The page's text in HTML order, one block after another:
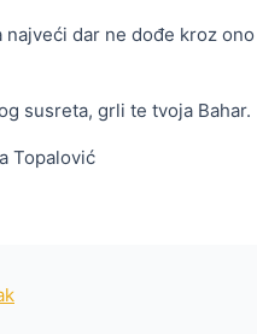
najveći dar ne dođe kroz
susreta, grli te tvoja Bahar.
Topalović